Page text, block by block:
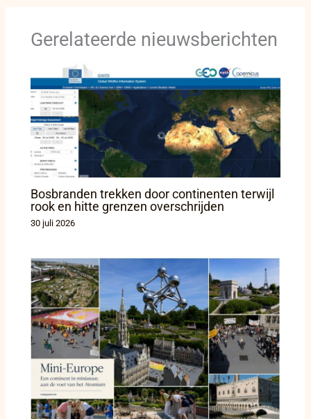
Gerelateerde nieuwsberichten
Bosbranden trekken door continenten terwijl
rook en hitte grenzen overschrijden
30 juli 2026